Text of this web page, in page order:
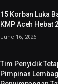
15 Korban Luka
KMP Aceh Hebat 2
June 16, 2026
Tim Penyidik
Pimpinan